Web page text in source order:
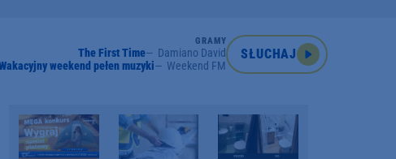
GRAMY
The First Time
Damiano David
weekend pełen muzyki
Weekend FM
SŁUCHAJ